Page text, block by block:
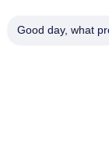
Fabrika Turu
Good day, what